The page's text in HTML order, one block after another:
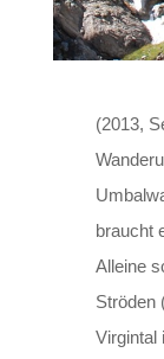
(2013,
braucht
Alleine
Ströden
Virgintal